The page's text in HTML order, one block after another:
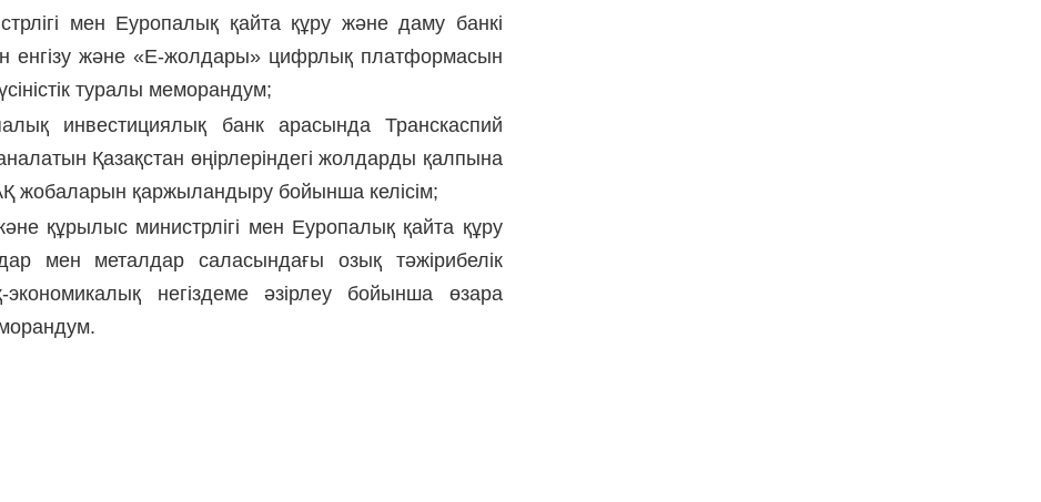
мен Еуропалық қайта құру және даму банкі
енгізу және «Е-жолдары» цифрлық платформасын
туралы меморандум;
инвестициялық банк арасында Транскаспий
Қазақстан өңірлеріндегі жолдарды қалпына
жобаларын қаржыландыру бойынша келісім;
құрылыс министрлігі мен Еуропалық қайта құру
мен металдар саласындағы озық тәжірибелік
негіздеме әзірлеу бойынша өзара